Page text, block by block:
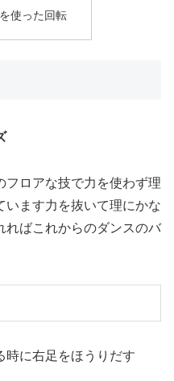
使った回転
フロアな技で力を使わず理
います力を抜いて理にかな
ればこれからのダンスのバ
時に右足をほうりだす